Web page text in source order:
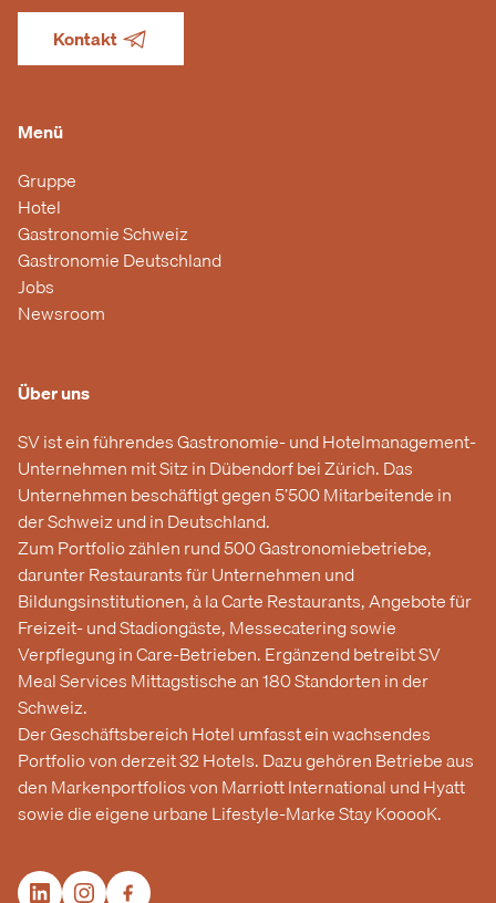
Kontakt
Menü
Gruppe
Hotel
Gastronomie Schweiz
Gastronomie Deutschland
Jobs
Newsroom
Über uns
SV ist ein führendes Gastronomie- und Hotelmanagement-
Unternehmen mit Sitz in Dübendorf bei Zürich. Das
Unternehmen beschäftigt gegen 5’500 Mitarbeitende in
der Schweiz und in Deutschland.
Zum Portfolio zählen rund 500 Gastronomiebetriebe,
darunter Restaurants für Unternehmen und
Bildungsinstitutionen, à la Carte Restaurants, Angebote für
Freizeit- und Stadiongäste, Messecatering sowie
Verpflegung in Care-Betrieben. Ergänzend betreibt SV
Meal Services Mittagstische an 180 Standorten in der
Schweiz.
Der Geschäftsbereich Hotel umfasst ein wachsendes
Portfolio von derzeit 32 Hotels. Dazu gehören Betriebe aus
den Markenportfolios von Marriott International und Hyatt
sowie die eigene urbane Lifestyle-Marke Stay KooooK.